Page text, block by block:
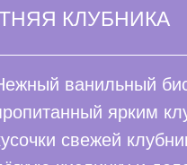
КЛУБНИКА
ванильный
ярким
свежей